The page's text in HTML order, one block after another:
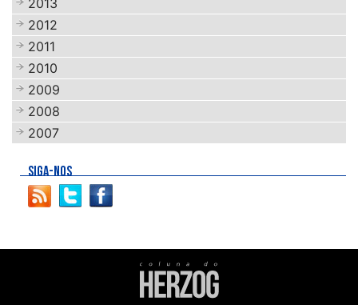
2013
2012
2011
2010
2009
2008
2007
SIGA-NOS